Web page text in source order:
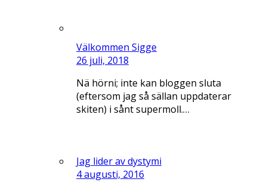
Välkommen Sigge
26 juli, 2018
Nä hörni; inte kan bloggen sluta
(eftersom jag så sällan uppdaterar
skiten) i sånt supermoll.…
Jag lider av dystymi
4 augusti, 2016